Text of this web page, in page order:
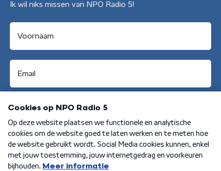
Ik wil niks missen van NPO Radio 5!
Aanmelden
Algemene voorwaarden